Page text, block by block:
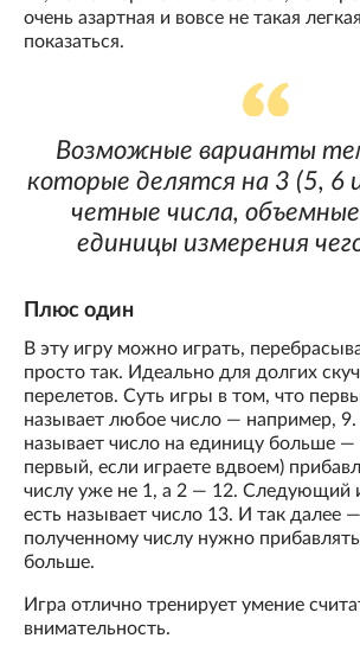
очень азартная и вовсе не такая
показаться.
Возможные варианты
которые делятся на 3 (5, 6
четные числа,
единицы измерения
Плюс один
В эту игру можно играть,
просто так. Идеально для долгих
перелетов. Суть игры в том, что
называет любое число — например, 9.
называет число на единицу больше —
первый, если играете вдвоем)
числу уже не 1, а 2 — 12. Следующий
есть называет число 13. И так далее
полученному числу нужно
больше.
Игра отлично тренирует умение
внимательность.